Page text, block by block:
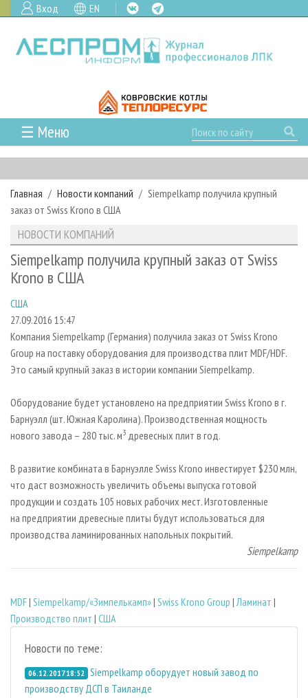
Вход EN
☰ Меню
ГЛАВНАЯ
РУБРИКИ И ТЕМЫ
РУБРИКИ ЖУРНАЛА
ЛЕСНОЕ ХОЗЯЙСТВО
ЛЕСОЗАГОТОВКА
ЛЕСОПИЛЕНИЕ
СУШКА ДРЕВЕСИНЫ
ПРОИЗВОДСТВО ДРЕВЕСНЫХ ПЛИТ
ДЕРЕВЯННОЕ ДОМОСТРОЕНИЕ
БИОЭНЕРГЕТИКА
ЦБП
НОВОСТИ
КАЛЕНДАРЬ СОБЫТИЙ
НОВОСТИ ЛПК
НОВОСТИ ЖУРНАЛА
ПРОЕКТЫ ЛПИ
АНАЛИТИКА
ПРЕДПРИЯТИЯ ЛПК
ПЕРСОНЫ
МОБИЛЬНЫЕ ВЫСТАВКИ
ОФИЦИАЛЬНЫЕ ДЕЛЕГАЦИИ
RUSSIAN FORESTRY REVIEW
ГАЗЕТА ЛЕСПРОМФОРУМ
АРХИВ
АРХИВ ЖУРНАЛОВ
О ЖУРНАЛЕ
КОНТАКТЫ
РЕКЛАМОДАТЕЛЯМ
РЕКЛАМА
РЕКЛАМА НА САЙТЕ
Главная Новости компаний
Siempelkamp получила крупный
заказ от Swiss Krono в США
НОВОСТИ КОМПАНИЙ
Siempelkamp получила крупный заказ от Swiss
Krono в США
США
27.09.2016 15:47
Компания Siempelkamp (Германия) получила заказ от Swiss Krono
Group на поставку оборудования для производства плит MDF/HDF.
Это самый крупный заказ в истории компании Siempelkamp.
Оборудование будет установлено на предприятии Swiss Krono в г.
Барнуэлл (шт. Южная Каролина). Производственная мощность
нового завода – 280 тыс. м3 древесных плит в год.
В развитие комбината в Барнуэлле Swiss Krono инвестирует $230 млн,
что даст возможность увеличить объемы выпуска готовой
продукции и создать 105 новых рабочих мест. Изготовленные
на предприятии древесные плиты будут использоваться для
производства ламинированных напольных покрытий.
Siempelkamp
MDF| Siempelkamp/«Зимпелькамп»| Swiss Krono Group |Ламинат |
Производство плит | США
Новости по теме:
06.12.2017 18:52 Siempelkamp оборудует новый завод по
производству ДСП в Таиланде